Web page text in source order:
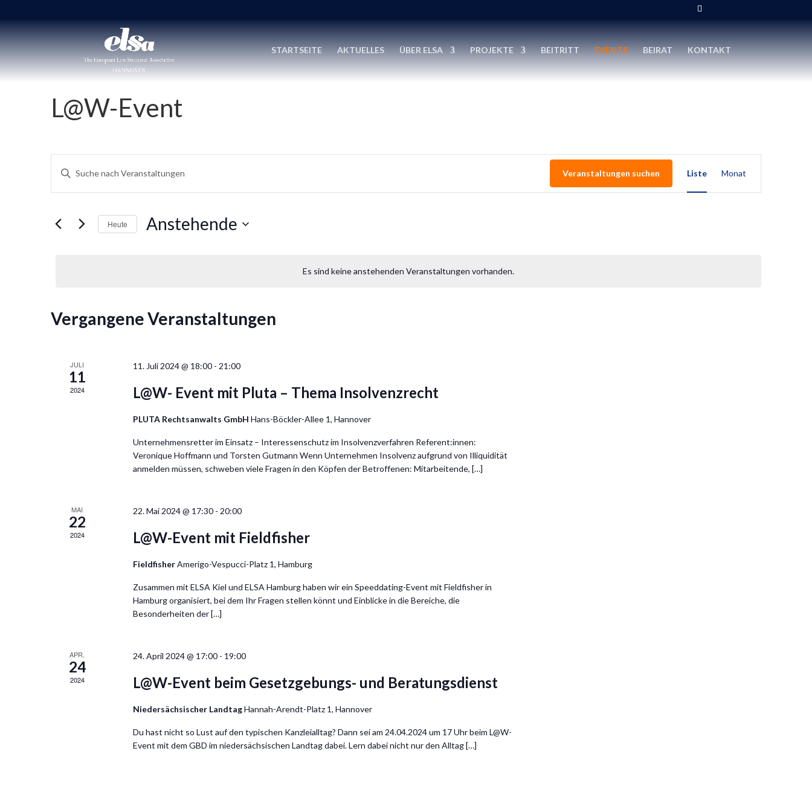
STARTSEITE AKTUELLES ÜBER ELSA PROJEKTE BEITRITT EVENTS BEIRAT KONTAKT
L@W-Event
Es sind keine anstehenden Veranstaltungen vorhanden.
Suche
und
Navigation
Bitte
eingeben.
nach
Veranstaltungen suchen
Ansichten-
Liste Monat
Heute Anstehende
Vergangene Veranstaltungen
JULI
11
2024
11. Juli 2024 @ 18:00- 21:00
L@W- Event mit Pluta – Thema Insolvenzrecht
PLUTA Rechtsanwalts GmbH Hans-Böckler-Allee 1, Hannover
Unternehmensretter im Einsatz – Interessenschutz im Insolvenzverfahren Referent:innen:
Veronique Hoffmann und Torsten Gutmann Wenn Unternehmen Insolvenz aufgrund von Illiquidität
anmelden müssen, schweben viele Fragen in den Köpfen der Betroffenen: Mitarbeitende, […]
MAI
22
2024
22. Mai 2024 @ 17:30- 20:00
L@W-Event mit Fieldfisher
FieldfisherAmerigo-Vespucci-Platz 1, Hamburg
Zusammen mit ELSA Kiel und ELSA Hamburg haben wir ein Speeddating-Event mit Fieldfisher in
Hamburg organisiert, bei dem Ihr Fragen stellen könnt und Einblicke in die Bereiche, die
Besonderheiten der […]
APR.
24
2024
24. April 2024 @ 17:00- 19:00
L@W-Event beim Gesetzgebungs- und Beratungsdienst
Niedersächsischer LandtagHannah-Arendt-Platz 1, Hannover
Du hast nicht so Lust auf den typischen Kanzleialltag? Dann sei am 24.04.2024 um 17 Uhr beim L@W-
Event mit dem GBD im niedersächsischen Landtag dabei. Lern dabei nicht nur den Alltag […]